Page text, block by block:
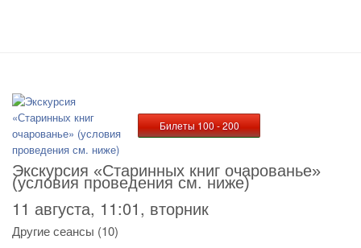
Билеты 100 - 200
Экскурсия «Старинных книг очарованье»
(условия проведения см. ниже)
11 августа, 11:01, вторник
Другие сеансы (10)